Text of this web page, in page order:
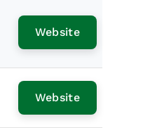
Website
Website